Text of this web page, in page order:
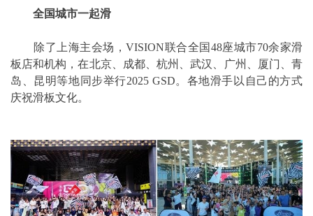
全国城市一起滑
除了上海主会场，VISION联合全国48座城市70余家滑
板店和机构，在北京、成都、杭州、武汉、广州、厦门、青
岛、昆明等地同步举行2025 GSD。各地滑手以自己的方式
庆祝滑板文化。